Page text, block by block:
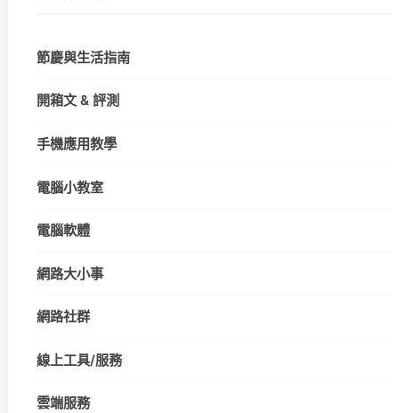
節慶與生活指南
開箱文 & 評測
手機應用教學
電腦小教室
電腦軟體
網路大小事
網路社群
線上工具/服務
雲端服務